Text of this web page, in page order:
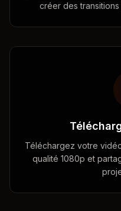
créer des
Téléchargez votre
qualité 1080p et